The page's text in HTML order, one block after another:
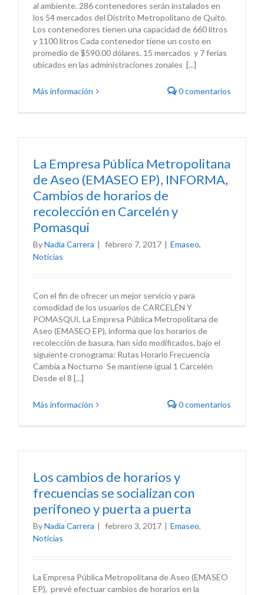
al ambiente. 286 contenedores serán instalados en
los 54 mercados del Distrito Metropolitano de Quito.
Los contenedores tienen una capacidad de 660 litros
y 1100 litros Cada contenedor tiene un costo en
promedio de $590.00 dólares. 15 mercados y 7 ferias
ubicados en las administraciones zonales [...]
Más información 0 comentarios
La Empresa Pública Metropolitana
de Aseo (EMASEO EP), INFORMA,
Cambios de horarios de
recolección en Carcelén y
Pomasqui
ByNadia Carrera | febrero 7, 2017 | Emaseo,
Noticias
Con el fin de ofrecer un mejor servicio y para
comodidad de los usuarios de CARCELÉN Y
POMASQUI, La Empresa Pública Metropolitana de
Aseo (EMASEO EP), informa que los horarios de
recolección de basura, han sido modificados, bajo el
siguiente cronograma: Rutas Horario Frecuencia
Cambia a Nocturno Se mantiene igual 1 Carcelén
Desde el 8 [...]
Más información 0 comentarios
Los cambios de horarios y
frecuencias se socializan con
perifoneo y puerta a puerta
ByNadia Carrera | febrero 3, 2017 | Emaseo,
Noticias
La Empresa Pública Metropolitana de Aseo (EMASEO
EP), prevé efectuar cambios de horarios en la